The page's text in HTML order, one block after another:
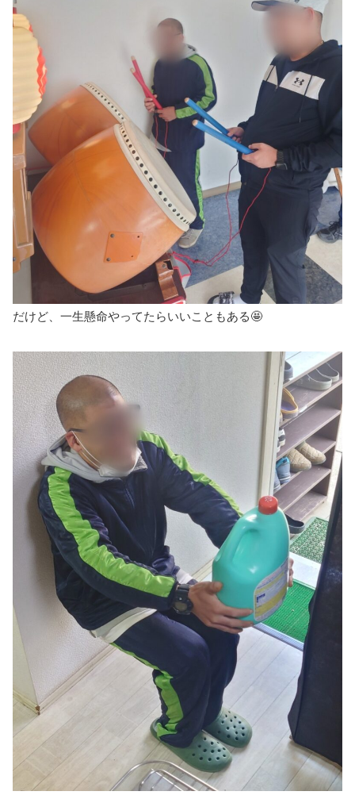
だけど、一生懸命やってたらいいこともある🤩